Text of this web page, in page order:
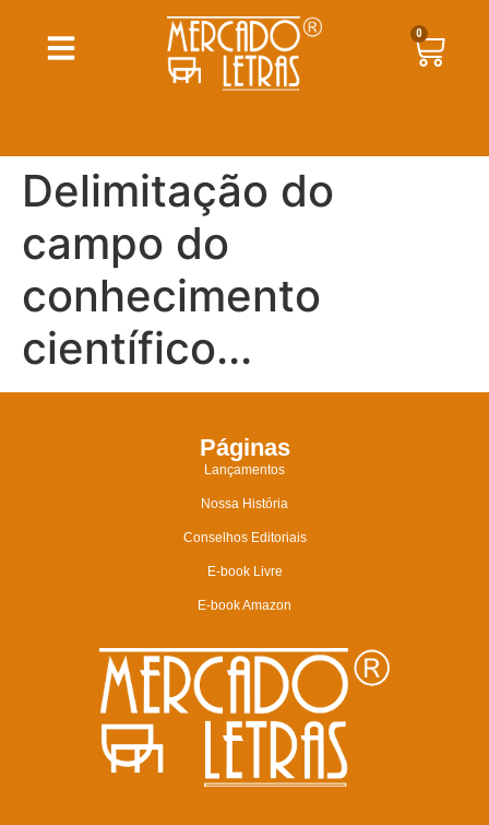
0
Delimitação do
campo do
conhecimento
científico...
Páginas
Lançamentos
Nossa História
Conselhos Editoriais
E-book Livre
E-book Amazon